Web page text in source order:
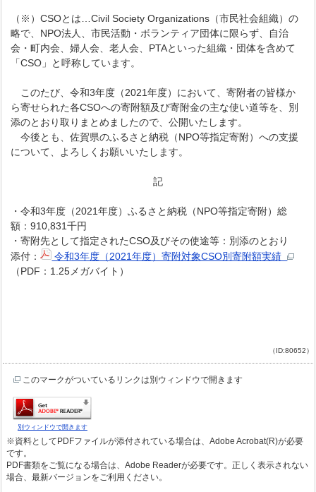
（※）CSOとは…Civil Society Organizations（市民社会組織）の
略で、NPO法人、市民活動・ボランティア団体に限らず、自治
会・町内会、婦人会、老人会、PTAといった組織・団体を含めて
「CSO」と呼称しています。
このたび、令和3年度（2021年度）において、寄附者の皆様か
ら寄せられた各CSOへの寄附額及び寄附金の主な使い道等を、別
添のとおり取りまとめましたので、公開いたします。
今後とも、佐賀県のふるさと納税（NPO等指定寄附）への支援
について、よろしくお願いいたします。
記
・令和3年度（2021年度）ふるさと納税（NPO等指定寄附）総
額：910,831千円
・寄附先として指定されたCSO及びその使途等：別添のとおり
添付：
令和3年度（2021年度）寄附対象CSO別寄附額実績
（PDF：1.25メガバイト）
（ID:80652）
このマークがついているリンクは別ウィンドウで開きます
別ウィンドウで開きます
※資料としてPDFファイルが添付されている場合は、Adobe Acrobat(R)が必要
です。
PDF書類をご覧になる場合は、Adobe Readerが必要です。正しく表示されない
場合、最新バージョンをご利用ください。